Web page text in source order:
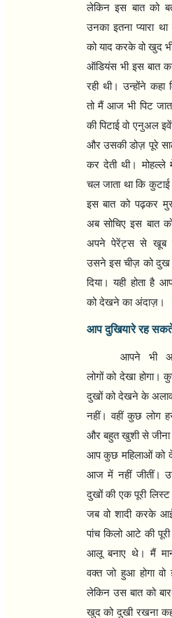
लेकिन इस बात को
उनका इतना प्यारा
को याद करके वो खुद
ऑडियंस भी इस बात
रही थी। उन्होंने कहा
तो मैं आज भी पिट
की पिटाई वो एनुअल
और उसकी डोज़ पूरे
कर देती थी। मोहल्ले
चल जाता था कि
इस बात को पढ़कर
अब सोचिए इस बात
अपने पेरेंट्स से खूब
उसने इस चीज़ को दुख
दिया। यही होता है
को देखने का अंदाज़।
आप दुखियारे रह
आपने भी
लोगों को देखा होगा।
दुखों को देखने के
नहीं। वहीं कुछ लोग
और बहुत खुशी से
आप कुछ महिलाओं को
आज में नहीं जीतीं।
दुखों की एक पूरी
जब वो शादी करके
पांच किलो आटे की
आलू बनाए थे। मैं
वक्त जो हुआ होगा
लेकिन उस बात को
खुद को दुखी रखना